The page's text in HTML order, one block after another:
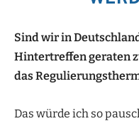
Sind wir in
Hintertreffen geraten
das
Das würde ich so